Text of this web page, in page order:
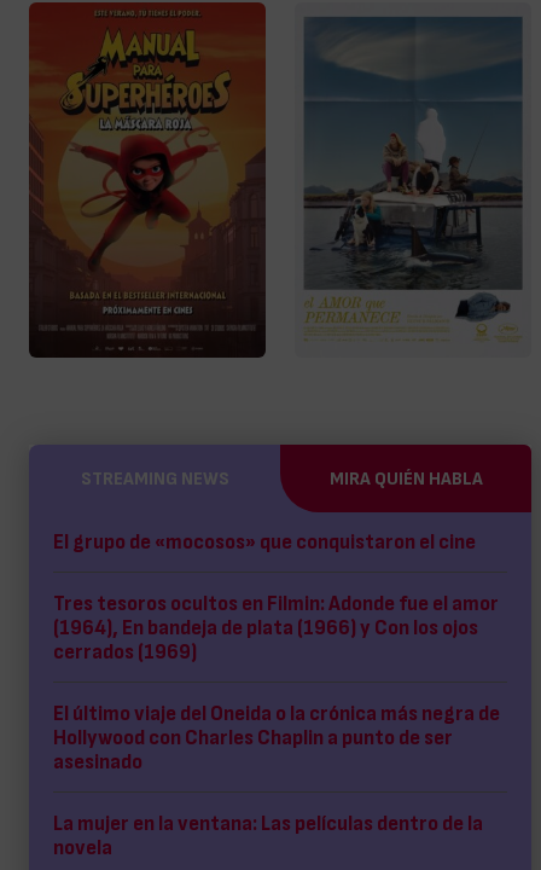
STREAMING NEWS MIRA QUIÉN HABLA
El grupo de «mocosos» que conquistaron el cine
Tres tesoros ocultos en Filmin: Adonde fue el amor
(1964), En bandeja de plata (1966) y Con los ojos
cerrados (1969)
El último viaje del Oneida o la crónica más negra de
Hollywood con Charles Chaplin a punto de ser
asesinado
La mujer en la ventana: Las películas dentro de la
novela